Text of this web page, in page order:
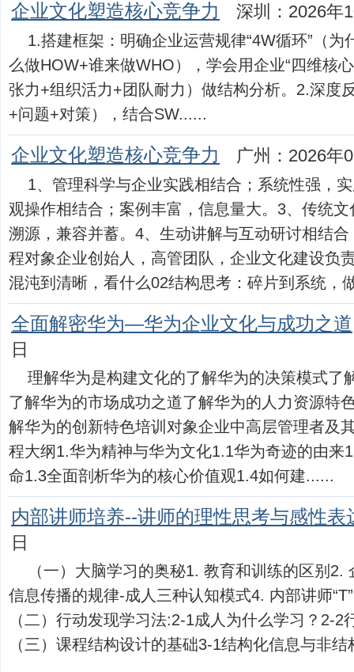
企业文化塑造核心竞争力 深圳：2026年
1.搭建框架：明确企业运营规律“4W循环”（
么做HOW+谁来做WHO），学会用企业“四维核
张力+组织活力+团队耐力）做结构分析。2.深度
+问题+对策），结合SW......
企业文化塑造核心竞争力 广州：2026年
1、管理科学与企业实践相结合；系统性强，
观操作相结合；案例丰富，信息量大。3、传统
溯源，兼容并蓄。4、生动讲解与互动研讨相结
程对象企业创始人，高管团队，企业文化建设负
混沌到清晰，看什么02结构思考：碎片到系统，
全面解密华为—华为企业文化与成功之道
日
理解华为是构建文化的了解华为的决策模式了
了解华为的市场成功之道了解华为的人力资源特
解华为的创新特色培训对象企业中高层管理者及
程大纲1.华为精神与华为文化1.1华为奇迹的由来
命1.3全面剖析华为的核心价值观1.4如何建......
内部讲师培养--讲师的理性思考与感性表
日
（一）大脑学习的奥秘1. 教育和训练的区别
信息传播的规律-成人三种认知模式4. 内部讲师
（二）行动发现学习法:2-1成人为什么学习？2-2
（三）课程结构设计的基础3-1结构化信息与非